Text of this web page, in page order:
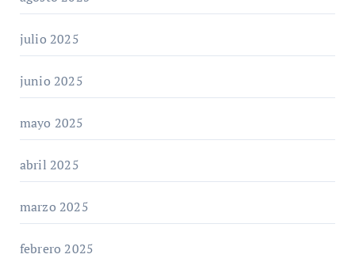
julio 2025
junio 2025
mayo 2025
abril 2025
marzo 2025
febrero 2025